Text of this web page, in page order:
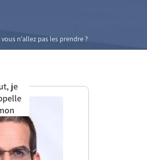
n'allez pas les prendre ?
je